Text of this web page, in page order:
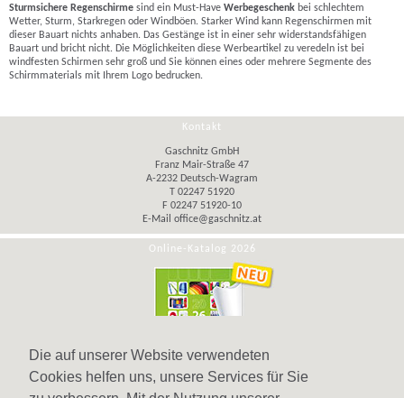
Die auf unserer Website verwendeten
Cookies helfen uns, unsere Services für Sie
Sturmsichere Regenschirme sind ein Must-Have Werbegeschenk bei schlechtem
Wetter, Sturm, Starkregen oder Windböen. Starker Wind kann Regenschirmen mit
dieser Bauart nichts anhaben. Das Gestänge ist in einer sehr widerstandsfähigen
Bauart und bricht nicht. Die Möglichkeiten diese Werbeartikel zu veredeln ist bei
windfesten Schirmen sehr groß und Sie können eines oder mehrere Segmente des
Schirmmaterials mit Ihrem Logo bedrucken.
Kontakt
Gaschnitz GmbH
Franz Mair-Straße 47
A-2232 Deutsch-Wagram
T 02247 51920
F 02247 51920-10
E-Mail office@gaschnitz.at
Online-Katalog 2026